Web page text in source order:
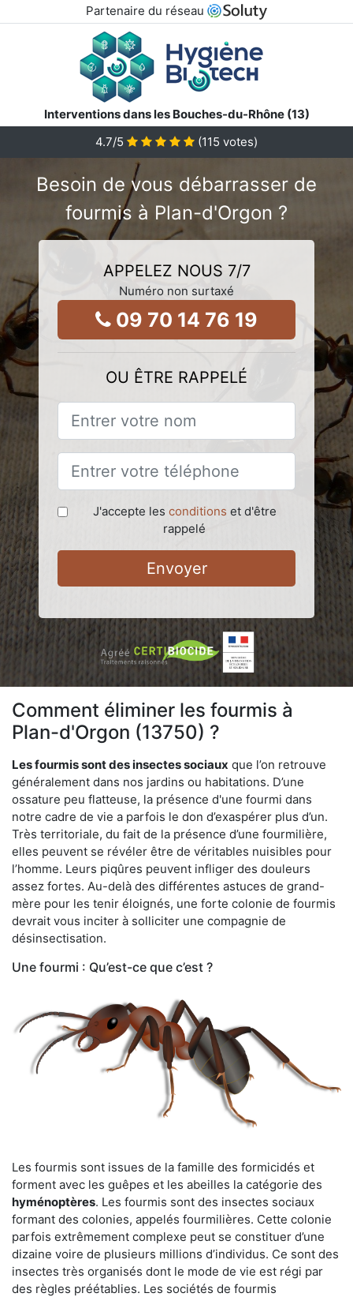
Partenaire du réseau
Interventions dans les Bouches-du-Rhône (13)
4.7/5 (115 votes)
Besoin de vous débarrasser de
fourmis à Plan-d'Orgon ?
APPELEZ NOUS 7/7
Numéro non surtaxé
09 70 14 76 19
OU ÊTRE RAPPELÉ
J'accepte les conditions et d'être
rappelé
Envoyer
Comment éliminer les fourmis à
Plan-d'Orgon (13750) ?
Les fourmis sont des insectes sociaux que l’on retrouve
généralement dans nos jardins ou habitations. D’une
ossature peu flatteuse, la présence d'une fourmi dans
notre cadre de vie a parfois le don d’exaspérer plus d’un.
Très territoriale, du fait de la présence d’une fourmilière,
elles peuvent se révéler être de véritables nuisibles pour
l’homme. Leurs piqûres peuvent infliger des douleurs
assez fortes. Au-delà des différentes astuces de grand-
mère pour les tenir éloignés, une forte colonie de fourmis
devrait vous inciter à solliciter une compagnie de
désinsectisation.
Une fourmi : Qu’est-ce que c’est ?
Les fourmis sont issues de la famille des formicidés et
forment avec les guêpes et les abeilles la catégorie des
hyménoptères. Les fourmis sont des insectes sociaux
formant des colonies, appelés fourmilières. Cette colonie
parfois extrêmement complexe peut se constituer d’une
dizaine voire de plusieurs millions d’individus. Ce sont des
insectes très organisés dont le mode de vie est régi par
des règles préétablies. Les sociétés de fourmis